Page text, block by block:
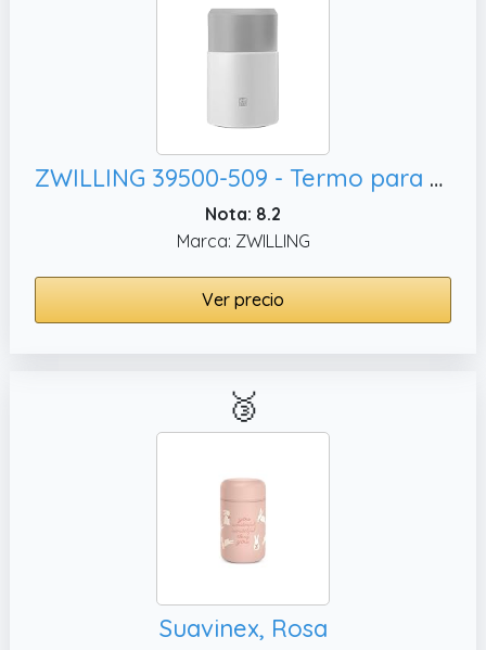
ZWILLING 39500-509 - Termo para solidos 700 ml blanco
Nota: 8.2
Marca: ZWILLING
Ver precio
🥉
Suavinex, Rosa